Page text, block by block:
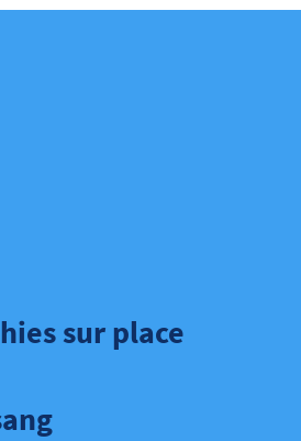
sur place